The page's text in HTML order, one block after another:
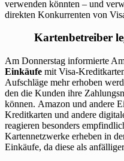
verwenden könnten – und
direkten Konkurrenten von
Kartenbetreiber
Am Donnerstag informierte
Einkäufe mit Visa-
Aufschläge mehr erhoben
den die Kunden ihre
können. Amazon und andere
Kreditkarten und andere
reagieren besonders
Kartennetzwerke erheben in
Einkäufe, da diese als